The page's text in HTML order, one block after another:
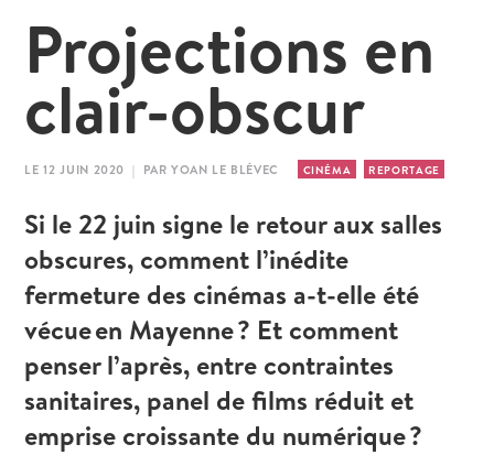
Projections en
clair-obscur
LE 12 JUIN 2020 | PAR YOAN LE BLÉVEC CINÉMA REPORTAGE
Si le 22 juin signe le retour aux salles
obscures, comment l’inédite
fermeture des cinémas a-t-elle été
vécue en Mayenne ? Et comment
penser l’après, entre contraintes
sanitaires, panel de films réduit et
emprise croissante du numérique ?